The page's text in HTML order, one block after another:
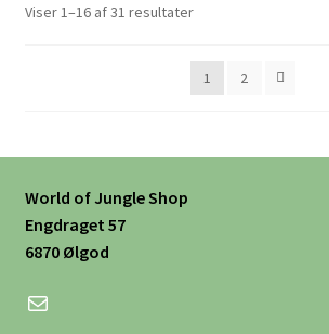
Viser 1–16 af 31 resultater
1 2
World of Jungle Shop
Engdraget 57
6870 Ølgod
Mail